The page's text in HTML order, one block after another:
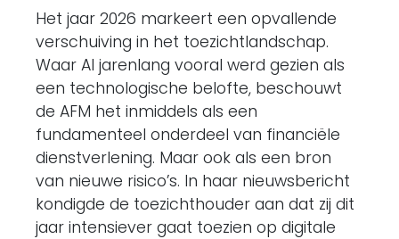
Het jaar 2026 markeert een opvallende
verschuiving in het toezichtlandschap.
Waar AI jarenlang vooral werd gezien als
een technologische belofte, beschouwt
de AFM het inmiddels als een
fundamenteel onderdeel van financiële
dienstverlening. Maar ook als een bron
van nieuwe risico’s. In haar nieuwsbericht
kondigde de toezichthouder aan dat zij dit
jaar intensiever gaat toezien op digitale